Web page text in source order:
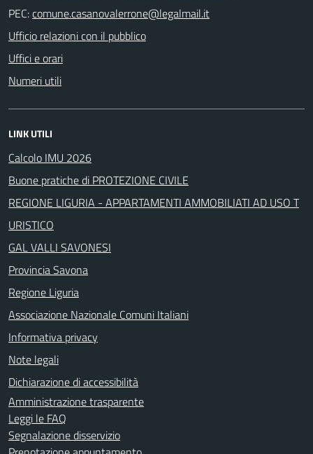
PEC:
Ufficio relazioni con il pubblico
Uffici e orari
Numeri utili
LINK UTILI
Calcolo IMU 2026
Buone pratiche di PROTEZIONE CIVILE
REGIONE LIGURIA - APPARTAMENTI AMMOBILIATI AD USO T
URISTICO
GAL VALLI SAVONESI
Provincia Savona
Regione Liguria
Associazione Nazionale Comuni Italiani
Informativa privacy
Note legali
Dichiarazione di accessibilità
Amministrazione trasparente
Leggi le FAQ
Segnalazione disservizio